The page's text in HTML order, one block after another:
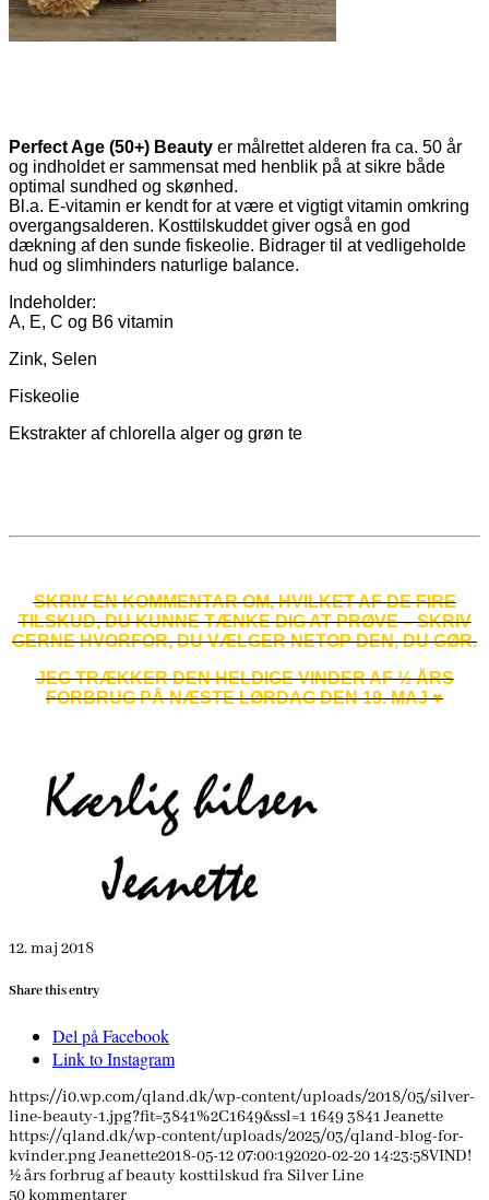
Perfect Age (50+) Beauty er målrettet alderen fra ca. 50 år
og indholdet er sammensat med henblik på at sikre både
optimal sundhed og skønhed.
Bl.a. E-vitamin er kendt for at være et vigtigt vitamin omkring
overgangsalderen. Kosttilskuddet giver også en god
dækning af den sunde fiskeolie. Bidrager til at vedligeholde
hud og slimhinders naturlige balance.
Indeholder:
A, E, C og B6 vitamin
Zink, Selen
Fiskeolie
Ekstrakter af chlorella alger og grøn te
SKRIV EN KOMMENTAR OM, HVILKET AF DE FIRE
TILSKUD, DU KUNNE TÆNKE DIG AT PRØVE – SKRIV
GERNE HVORFOR, DU VÆLGER NETOP DEN, DU GØR.
JEG TRÆKKER DEN HELDIGE VINDER AF ½ ÅRS
FORBRUG PÅ NÆSTE LØRDAG DEN 19. MAJ ♥
12. maj 2018
Share this entry
Del på Facebook
Link to Instagram
https://i0.wp.com/qland.dk/wp-content/uploads/2018/05/silver-
line-beauty-1.jpg?fit=3841%2C1649&ssl=1 16493841 Jeanette
https://qland.dk/wp-content/uploads/2025/03/qland-blog-for-
kvinder.pngJeanette2018-05-12 07:00:192020-02-20 14:23:58VIND!
½ års forbrug af beauty kosttilskud fra Silver Line
50kommentarer